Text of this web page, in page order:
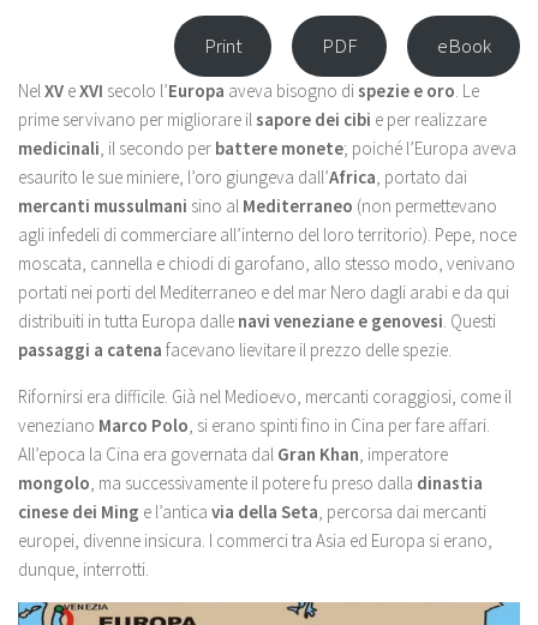
Print PDF eBook
Nel XV eXVI secolo l’Europa aveva bisogno dispezie e oro . Le
prime servivano per migliorare il sapore dei cibi e per realizzare
medicinali , il secondo per battere monete; poiché l’Europa aveva
esaurito le sue miniere, l’oro giungeva dall’Africa , portato dai
mercanti mussulmani sino al Mediterraneo (non permettevano
agli infedeli di commerciare all’interno del loro territorio). Pepe, noce
moscata, cannella e chiodi di garofano, allo stesso modo, venivano
portati nei porti del Mediterraneo e del mar Nero dagli arabi e da qui
distribuiti in tutta Europa dalle navi veneziane e genovesi . Questi
passaggi a catena facevano lievitare il prezzo delle spezie.
Rifornirsi era difficile. Già nel Medioevo, mercanti coraggiosi, come il
veneziano Marco Polo , si erano spinti fino in Cina per fare affari.
All’epoca la Cina era governata dal Gran Khan , imperatore
mongolo , ma successivamente il potere fu preso dalla dinastia
cinese dei Ming e l’antica via della Seta , percorsa dai mercanti
europei, divenne insicura. I commerci tra Asia ed Europa si erano,
dunque, interrotti.